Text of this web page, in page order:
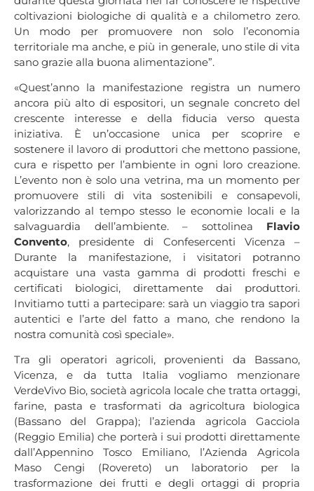
coltivazioni biologiche di qualità e a chilometro zero.
Un modo per promuovere non solo l’economia
territoriale ma anche, e più in generale, uno stile di vita
sano grazie alla buona alimentazione”.
«Quest’anno la manifestazione registra un numero
ancora più alto di espositori, un segnale concreto del
crescente interesse e della fiducia verso questa
iniziativa. È un’occasione unica per scoprire e
sostenere il lavoro di produttori che mettono passione,
cura e rispetto per l’ambiente in ogni loro creazione.
L’evento non è solo una vetrina, ma un momento per
promuovere stili di vita sostenibili e consapevoli,
valorizzando al tempo stesso le economie locali e la
salvaguardia dell’ambiente. – sottolinea Flavio
Convento, presidente di Confesercenti Vicenza –
Durante la manifestazione, i visitatori potranno
acquistare una vasta gamma di prodotti freschi e
certificati biologici, direttamente dai produttori.
Invitiamo tutti a partecipare: sarà un viaggio tra sapori
autentici e l’arte del fatto a mano, che rendono la
nostra comunità così speciale».
Tra gli operatori agricoli, provenienti da Bassano,
Vicenza, e da tutta Italia vogliamo menzionare
VerdeVivo Bio, società agricola locale che tratta ortaggi,
farine, pasta e trasformati da agricoltura biologica
(Bassano del Grappa); l’azienda agricola Gacciola
(Reggio Emilia) che porterà i sui prodotti direttamente
dall’Appennino Tosco Emiliano, l’Azienda Agricola
Maso Cengi (Rovereto) un laboratorio per la
trasformazione dei frutti e degli ortaggi di propria